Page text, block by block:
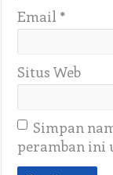
Email *
Situs Web
Simpan
peramban ini